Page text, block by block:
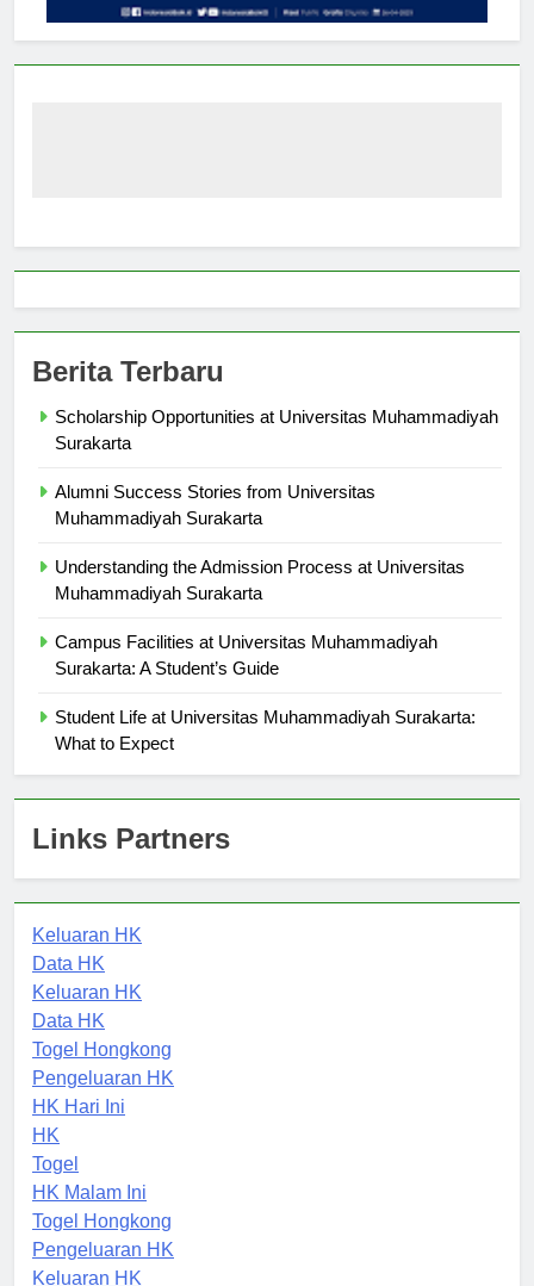
Berita Terbaru
Scholarship Opportunities at Universitas Muhammadiyah
Alumni Success Stories from Universitas
Understanding the Admission Process at Universitas
Campus Facilities at Universitas Muhammadiyah
Student Life at Universitas Muhammadiyah Surakarta:
Links Partners
Keluaran HK
Data HK
Keluaran HK
Data HK
Togel Hongkong
Pengeluaran HK
HK Hari Ini
HK
Togel
HK Malam Ini
Togel Hongkong
Pengeluaran HK